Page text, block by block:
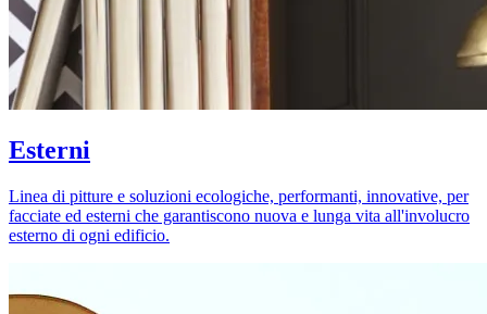
Esterni
Linea di pitture e soluzioni ecologiche, performanti, innovative, per
facciate ed esterni che garantiscono nuova e lunga vita all'involucro
esterno di ogni edificio.